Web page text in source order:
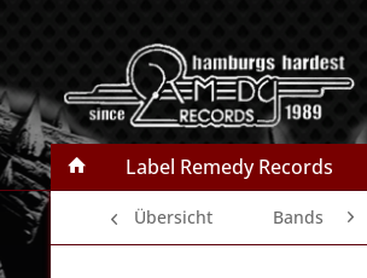
Label Remedy Records
Übersicht Bands